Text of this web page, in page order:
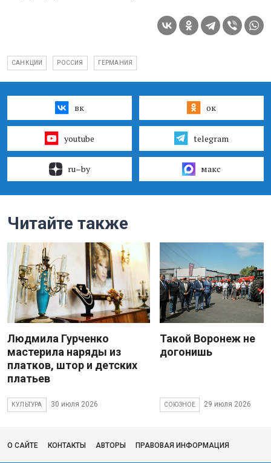
САНКЦИИ РОССИЯ ГЕРМАНИЯ
вк ок
youtube telegram
ru–by макс
Читайте также
Людмила Гурченко
мастерила наряды из
платков, штор и детских
платьев
КУЛЬТУРА 30 июля 2026
Такой Воронеж не
догонишь
СОЮЗНОЕ 29 июля 2026
О САЙТЕ КОНТАКТЫ АВТОРЫ ПРАВОВАЯ ИНФОРМАЦИЯ